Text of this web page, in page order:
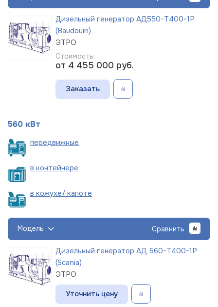
Дизельный генератор АД550-Т400-1Р
(Baudouin)
ЭТРО
Стоимость:
от 4 455 000 руб.
Заказать
560 кВт
передвижные
в контейнере
в кожухе/ капоте
Модель Сравнить
Дизельный генератор АД 560-Т400-1Р
(Scania)
ЭТРО
Уточнить цену